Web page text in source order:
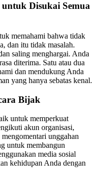
Disukai Semua
memahami bahwa tidak
dan itu tidak masalah.
saling menghargai. Anda
diterima. Satu atau dua
dan mendukung Anda
yang hanya sebatas kenal.
Bijak
untuk memperkuat
akun organisasi,
unggahan
untuk membangun
media sosial
kehidupan Anda dengan